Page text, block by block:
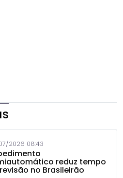
2026 08:43
reduz tempo
no Brasileirão